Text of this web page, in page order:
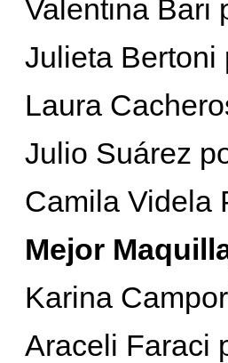
Valentina Bari
Julieta Bertoni
Laura
Julio Suárez
Camila Videla
Mejor
Karina
Araceli Faraci